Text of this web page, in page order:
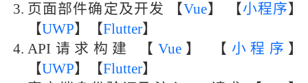
页面部件确定及开发 【Vue】 【小程序】
【UWP】【Flutter】
API请求构建 【 Vue】 【 小程序 】
【UWP】【Flutter】